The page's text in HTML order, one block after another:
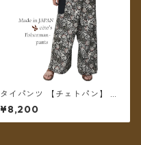
タイパンツ 【チェトパン】 Fi
shermanpants-055 ＊メール
便送料無料＊
¥8,200